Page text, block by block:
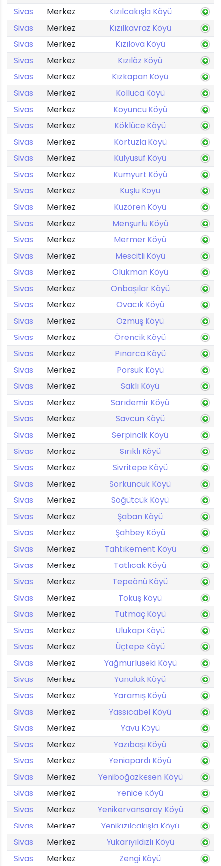
Sivas
Merkez
Kızılcakışla Köyü
Sivas
Merkez
Kızılkavraz Köyü
Sivas
Merkez
Kızılova Köyü
Sivas
Merkez
Kızılöz Köyü
Sivas
Merkez
Kızkapan Köyü
Sivas
Merkez
Kolluca Köyü
Sivas
Merkez
Koyuncu Köyü
Sivas
Merkez
Köklüce Köyü
Sivas
Merkez
Körtuzla Köyü
Sivas
Merkez
Kulyusuf Köyü
Sivas
Merkez
Kumyurt Köyü
Sivas
Merkez
Kuşlu Köyü
Sivas
Merkez
Kuzören Köyü
Sivas
Merkez
Menşurlu Köyü
Sivas
Merkez
Mermer Köyü
Sivas
Merkez
Mescitli Köyü
Sivas
Merkez
Olukman Köyü
Sivas
Merkez
Onbaşılar Köyü
Sivas
Merkez
Ovacık Köyü
Sivas
Merkez
Ozmuş Köyü
Sivas
Merkez
Örencik Köyü
Sivas
Merkez
Pınarca Köyü
Sivas
Merkez
Porsuk Köyü
Sivas
Merkez
Saklı Köyü
Sivas
Merkez
Sarıdemir Köyü
Sivas
Merkez
Savcun Köyü
Sivas
Merkez
Serpincik Köyü
Sivas
Merkez
Sırıklı Köyü
Sivas
Merkez
Sivritepe Köyü
Sivas
Merkez
Sorkuncuk Köyü
Sivas
Merkez
Söğütcük Köyü
Sivas
Merkez
Şaban Köyü
Sivas
Merkez
Şahbey Köyü
Sivas
Merkez
Tahtıkement Köyü
Sivas
Merkez
Tatlıcak Köyü
Sivas
Merkez
Tepeönü Köyü
Sivas
Merkez
Tokuş Köyü
Sivas
Merkez
Tutmaç Köyü
Sivas
Merkez
Ulukapı Köyü
Sivas
Merkez
Üçtepe Köyü
Sivas
Merkez
Yağmurluseki Köyü
Sivas
Merkez
Yanalak Köyü
Sivas
Merkez
Yaramış Köyü
Sivas
Merkez
Yassıcabel Köyü
Sivas
Merkez
Yavu Köyü
Sivas
Merkez
Yazıbaşı Köyü
Sivas
Merkez
Yeniapardı Köyü
Sivas
Merkez
Yeniboğazkesen Köyü
Sivas
Merkez
Yenice Köyü
Sivas
Merkez
Yenikervansaray Köyü
Sivas
Merkez
Yenikızılcakışla Köyü
Sivas
Merkez
Yukarıyıldızlı Köyü
Sivas
Merkez Zengi Köyü